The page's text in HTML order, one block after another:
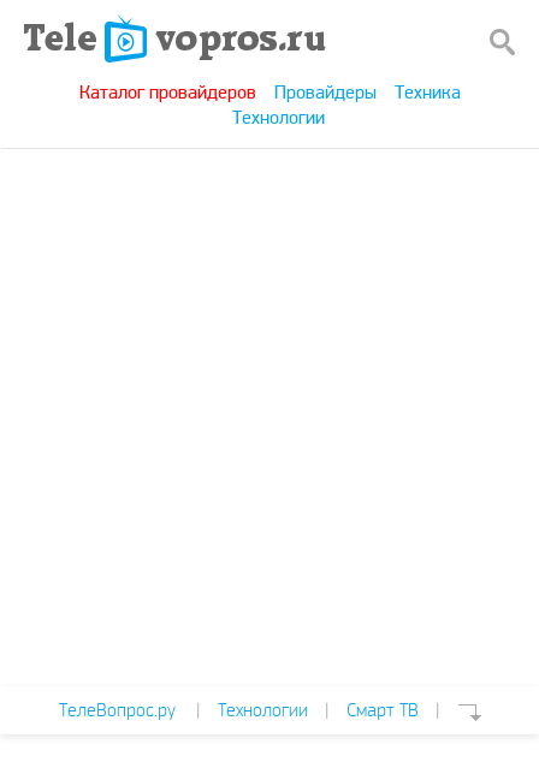
Каталог провайдеров Провайдеры
Техника
Технологии
ТелеВопрос.ру | Технологии | Смарт ТВ |